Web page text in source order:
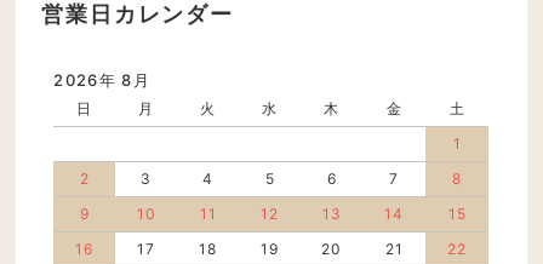
営業日カレンダー
2026年 8月
日 月 火 水 木 金
土
1
2
3 4 5 6 7
8
9
10 11 12 13 14
15
16
17 18 19 20 21
22